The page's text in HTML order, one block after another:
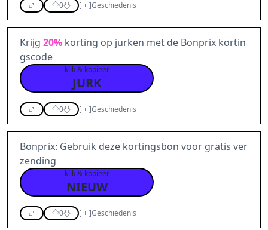
0 [+]Geschiedenis
Krijg 20% korting op jurken met de Bonprix kortin
gscode
klik & kopieer
JURK
0 [+]Geschiedenis
Bonprix: Gebruik deze kortingsbon voor gratis ver
zending
klik & kopieer
NIEUW
0 [+]Geschiedenis